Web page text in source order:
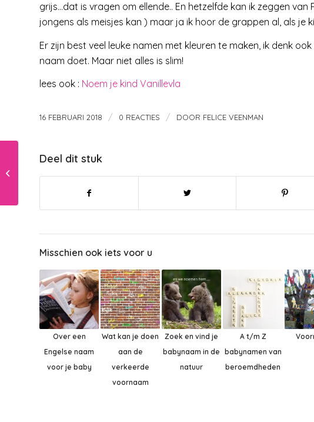
grijs…dat is vragen om ellende.. En hetzelfde kan ik zeggen
jongens als meisjes kan ) maar ja ik hoor de grappen al, als je
Er zijn best veel leuke namen met kleuren te maken, ik denk
naam doet. Maar niet alles is slim!
lees ook : Noem je kind Vanillevla
16 FEBRUARI 2018 / 0 REACTIES / DOOR FELICE VEENMAN
Deel dit stuk
Misschien ook iets voor u
Over een
Engelse naam
voor je baby
Wat kan je doen
aan de
verkeerde
voornaam
Zoek en vind je
babynaam in de
natuur
A t/m Z
babynamen van
beroemdheden
Van peuter naar